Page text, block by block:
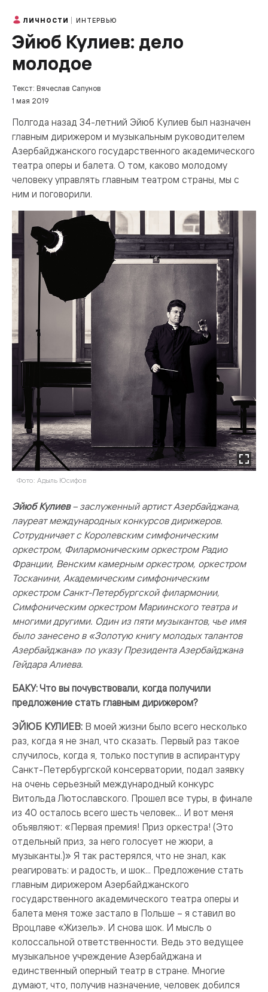
ЛИЧНОСТИ ИНТЕРВЬЮ
Эйюб Кулиев: дело
молодое
Текст: Вячеслав Сапунов
1 мая 2019
Полгода назад 34-летний Эйюб Кулиев был назначен
главным дирижером и музыкальным руководителем
Азербайджанского государственного академического
театра оперы и балета. О том, каково молодому
человеку управлять главным театром страны, мы с
ним и поговорили.
Фото: Адыль Юсифов
Эйюб Кулиев– заслуженный артист Азербайджана,
лауреат международных конкурсов дирижеров.
Сотрудничает с Королевским симфоническим
оркестром, Филармоническим оркестром Радио
Франции, Венским камерным оркестром, оркестром
Тосканини, Академическим симфоническим
оркестром Санкт-Петербургской филармонии,
Симфоническим оркестром Мариинского театра и
многими другими. Один из пяти музыкантов, чье имя
было занесено в «Золотую книгу молодых талантов
Азербайджана» по указу Президента Азербайджана
Гейдара Алиева.
БАКУ: Что вы почувствовали, когда получили
предложение стать главным дирижером?
ЭЙЮБ КУЛИЕВ: В моей жизни было всего несколько
раз, когда я не знал, что сказать. Первый раз такое
случилось, когда я, только поступив в аспирантуру
Санкт-Петербургской консерватории, подал заявку
на очень серьезный международный конкурс
Витольда Лютославского. Прошел все туры, в финале
из 40 осталось всего шесть человек... И вот меня
объявляют: «Первая премия! Приз оркестра! (Это
отдельный приз, за него голосует не жюри, а
музыканты.)» Я так растерялся, что не знал, как
реагировать: и радость, и шок... Предложение стать
главным дирижером Азербайджанского
государственного академического театра оперы и
балета меня тоже застало в Польше – я ставил во
Вроцлаве «Жизель». И снова шок. И мысль о
колоссальной ответственности. Ведь это ведущее
музыкальное учреждение Азербайджана и
единственный оперный театр в стране. Многие
думают, что, получив назначение, человек добился